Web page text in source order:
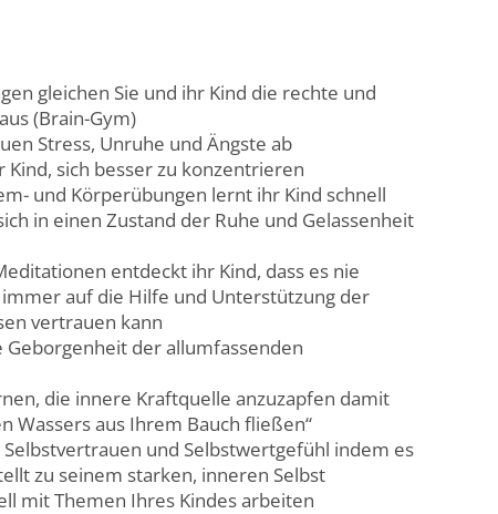
gleichen Sie und ihr Kind die rechte und
(Brain-Gym)
Stress, Unruhe und Ängste ab
sich besser zu konzentrieren
und Körperübungen lernt ihr Kind schnell
in einen Zustand der Ruhe und Gelassenheit
entdeckt ihr Kind, dass es nie
auf die Hilfe und Unterstützung der
vertrauen kann
der allumfassenden
die innere Kraftquelle anzuzapfen damit
Wassers aus Ihrem Bauch fließen“
und Selbstwertgefühl indem es
zu seinem starken, inneren Selbst
mit Themen Ihres Kindes arbeiten